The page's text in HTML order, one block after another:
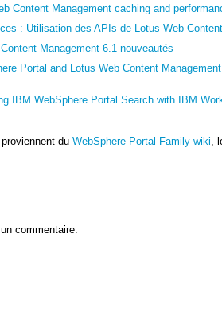
Content Management caching and
: Utilisation des APIs de Lotus Web
Management 6.1 nouveautés
Portal and Lotus Web Content
IBM WebSphere Portal Search with IBM
du WebSphere Portal Family wiki,
commentaire.